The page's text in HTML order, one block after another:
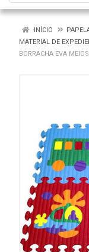
INÍCIO
MATERIAL DE
BORRACHA EVA